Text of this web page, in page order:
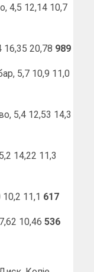
4,5 12,14 10,7
20,78 989
5,7 10,9 11,0
5,4 12,53 14,3
14,22 11,3
11,1 617
10,46 536